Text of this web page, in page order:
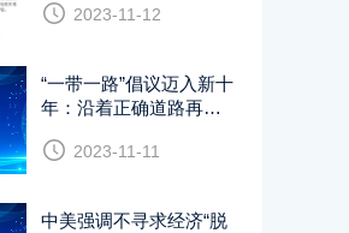
2023-11-12
“一带一路”倡议迈入新十
年：沿着正确道路再创
2023-11-11
中美强调不寻求经济“脱